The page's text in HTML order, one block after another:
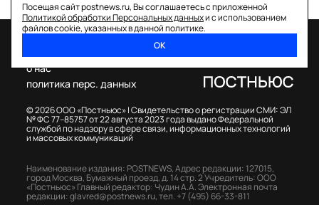
Посещая сайт postnews.ru, Вы соглашаетесь с приложенной
Политикой обработки Персональных данныхи с использованием
файлов cookie, указанных в данной политике.
ОК
© 2026 ООО «Постньюс» |Свидетельство о регистрации СМИ: ЭЛ
№ ФС 77–85757 от 22 августа 2023 года выдано Федеральной
службой по надзору в сфере связи, информационных технологий
и массовых коммуникаций
о нас
политика перс. данных
Наименование издания: POSTNEWS,Адрес редакции: 127015,
город Москва, Бумажный проезд, д. 14 стр. 2Учредитель: ООО
«Постньюс» Главный редактор: Чудин А.А.Электронная почта
редакции:glavred@postnews.ru,тел. +7 (495) 66-33-811